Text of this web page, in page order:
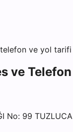
ve yol
ve
No: 99